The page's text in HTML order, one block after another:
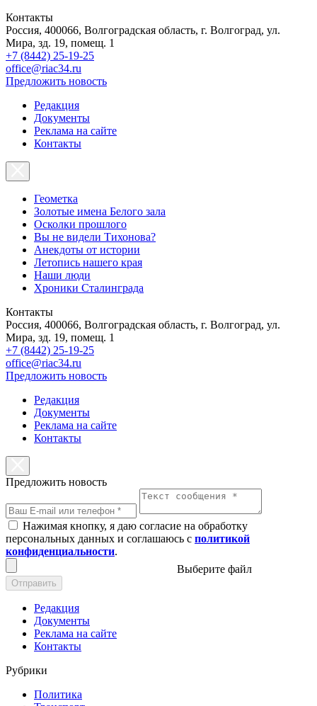
Контакты
Россия, 400066, Волгоградская область, г. Волгоград, ул.
Мира, зд. 19, помещ. 1
+7 (8442) 25-19-25
office@riac34.ru
Предложить новость
Редакция
Документы
Реклама на сайте
Контакты
Геометка
Золотые имена Белого зала
Осколки прошлого
Вы не видели Тихонова?
Анекдоты от истории
Летопись нашего края
Наши люди
Хроники Сталинграда
Контакты
Россия, 400066, Волгоградская область, г. Волгоград, ул.
Мира, зд. 19, помещ. 1
+7 (8442) 25-19-25
office@riac34.ru
Предложить новость
Редакция
Документы
Реклама на сайте
Контакты
Предложить новость
Нажимая кнопку, я даю согласие на обработку
персональных данных и соглашаюсь с политикой
конфиденциальности.
Выберите файл
Отправить
Редакция
Документы
Реклама на сайте
Контакты
Рубрики
Политика